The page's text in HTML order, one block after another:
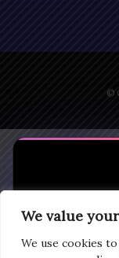
We value
We use cookies
©